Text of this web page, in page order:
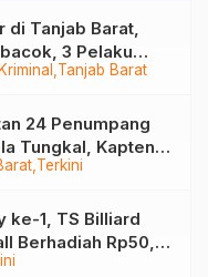
Tanjab Barat
di Tanjab Barat,
3 Pelaku
Terkini
24 Penumpang
Tungkal, Kapten
ke-1, TS Billiard
Berhadiah Rp50,8